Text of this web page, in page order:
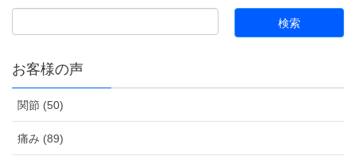
お客様の声
関節 (50)
痛み (89)